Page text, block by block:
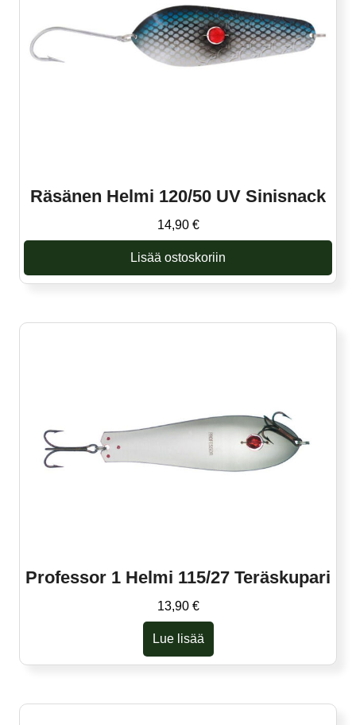
Räsänen Helmi 120/50 UV Sinisnack
14,90 €
Lisää ostoskoriin
Professor 1 Helmi 115/27 Teräskupari
13,90 €
Lue lisää